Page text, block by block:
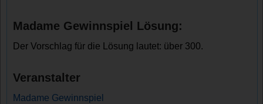
Madame Gewinnspiel Lösung:
Der Vorschlag für die Lösung lautet: über 300.
Veranstalter
Madame Gewinnspiel